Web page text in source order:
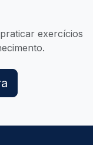
exercícios